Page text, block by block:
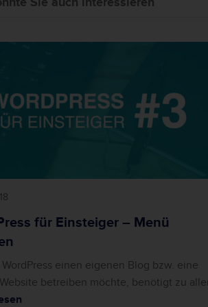
für Einsteiger – Menü
WordPress einen eigenen Blog bzw. eine
betreiben möchte, benötigt zu